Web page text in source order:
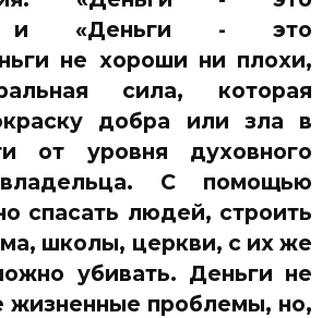
и «Деньги - это
не хороши ни плохи,
сила, которая
добра или зла в
от уровня духовного
С помощью
спасать людей, строить
школы, церкви, с их же
убивать. Деньги не
жизненные проблемы, но,